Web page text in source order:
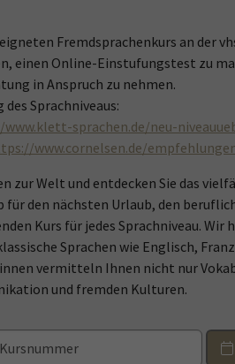
Fremdsprachenkurs an der
einen Online-Einstufungstest zu
in Anspruch zu nehmen.
Sprachniveaus:
sprachen.de/neu-
www.cornelsen.de/
zur Welt und entdecken Sie das
für den nächsten Urlaub, den
Kurs für jedes Sprachniveau.
Sprachen wie Englisch,
vermitteln Ihnen nicht nur
und fremden Kulturen.